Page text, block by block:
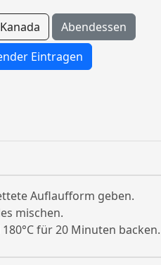
Kanada
Abendessen
Eintragen
Auflaufform geben.
mischen.
für 20 Minuten backen.